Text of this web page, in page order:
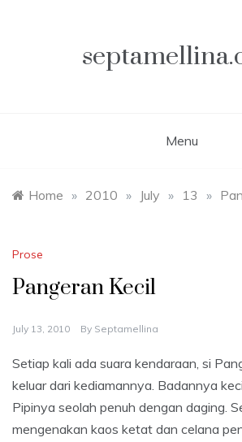
Menu
Home » 2010 » July » 13 »
Prose
Pangeran Kecil
July 13, 2010 By Septamellina
Setiap kali ada suara kendaraan, si
keluar dari kediamannya. Badannya
Pipinya seolah penuh dengan daging.
mengenakan kaos ketat dan celana